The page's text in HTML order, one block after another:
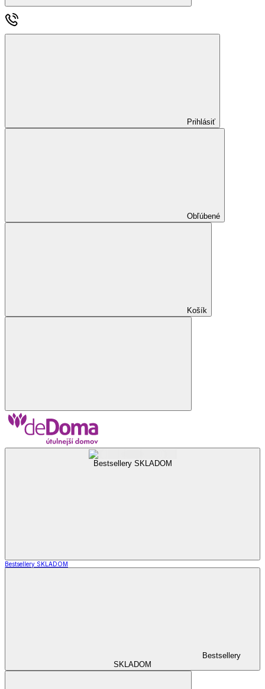
Prihlásiť
Obľúbené
Košík
Bestsellery SKLADOM
Bestsellery SKLADOM
Bestsellery
SKLADOM